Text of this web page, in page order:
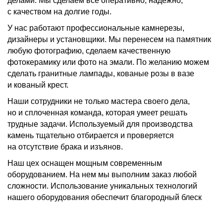
с качеством на долгие годы.
У нас работают профессиональные камнерезы,
дизайнеры и установщики. Мы перенесем на памятник
любую фотографию, сделаем качественную
фотокерамику или фото на эмали. По желанию можем
сделать гранитные лампады, кованые розы в вазе
и кованый крест.
Наши сотрудники не только мастера своего дела,
но и сплоченная команда, которая умеет решать
трудные задачи. Используемый для производства
камень тщательно отбирается и проверяется
на отсутствие брака и изъянов.
Наш цех оснащен мощным современным
оборудованием. На нем мы выполним заказ любой
сложности. Использование уникальных технологий
нашего оборудования обеспечит благородный блеск